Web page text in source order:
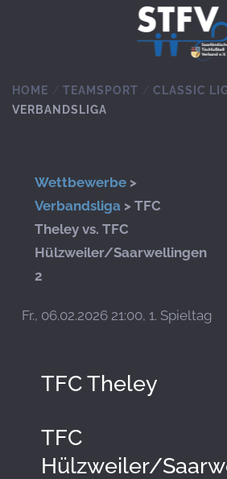
Zum Hauptinhalt springen
HOME TEAMSPORT
CLASSIC
VERBANDSLIGA
Wettbewerbe >
Verbandsliga > TFC
Theley vs. TFC
Hülzweiler/Saarwellingen
2
Fr., 06.02.2026 21:00, 1. Spieltag
TFC Theley
TFC
Hülzweiler/